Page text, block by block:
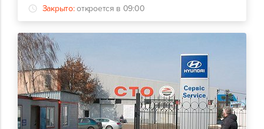
Закрыто: откроется в 09:00